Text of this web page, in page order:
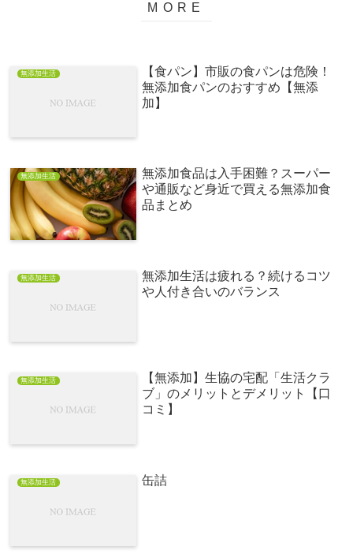
無添加生活
【食パン】市販の食パンは危険！
無添加食パンのおすすめ【無添
加】
無添加生活
無添加食品は入手困難？スーパー
や通販など身近で買える無添加食
品まとめ
無添加生活
無添加生活は疲れる？続けるコツ
や人付き合いのバランス
無添加生活
【無添加】生協の宅配「生活クラ
ブ」のメリットとデメリット【口
コミ】
無添加生活 缶詰